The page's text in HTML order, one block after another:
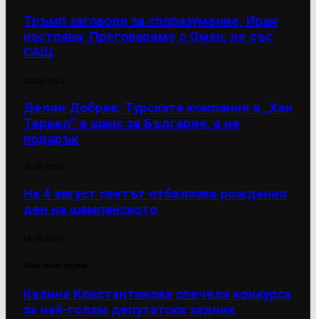
Тръмп заговори за споразумение, Иран
настоява: Преговаряме с Оман, не със
САЩ
Делян Добрев: Турската компания в „Хан
Тервел“ е шанс за България, а не
подарък
На 4 август светът отбелязва рождения
ден на шампанското
Калина Константинова спечели конкурса
за най-голям депутатски задник